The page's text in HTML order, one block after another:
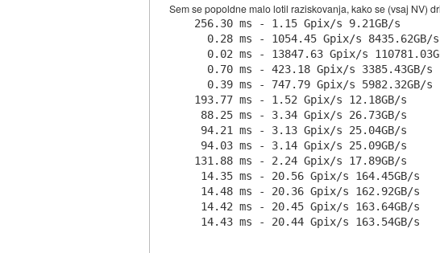
Sem se popoldne malo lotil raziskovanja, kako se (vsaj NV)
256.30 ms - 1.15 Gpix/s 9.21GB/s
  0.28 ms - 1054.45 Gpix/s 8435.62GB/s
0.02 ms - 13847.63 Gpix/s
  0.70 ms - 423.18 Gpix/s 3385.43GB/s
  0.39 ms - 747.79 Gpix/s 5982.32GB/s
193.77 ms - 1.52 Gpix/s 12.18GB/s
88.25 ms - 3.34 Gpix/s 26.73GB/s
94.21 ms - 3.13 Gpix/s 25.04GB/s
94.03 ms - 3.14 Gpix/s 25.09GB/s
131.88 ms - 2.24 Gpix/s 17.89GB/s
14.35 ms - 20.56 Gpix/s 164.45GB/s
14.48 ms - 20.36 Gpix/s 162.92GB/s
14.42 ms - 20.45 Gpix/s 163.64GB/s